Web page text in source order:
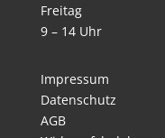
Freitag
9 – 14 Uhr
Impressum
Datenschutz
AGB